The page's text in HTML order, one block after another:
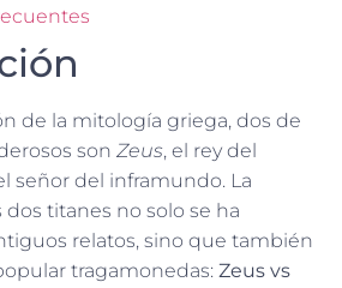
de la mitología griega, dos de
son Zeus, el rey del
señor del inframundo. La
titanes no solo se ha
relatos, sino que también
tragamonedas: Zeus vs